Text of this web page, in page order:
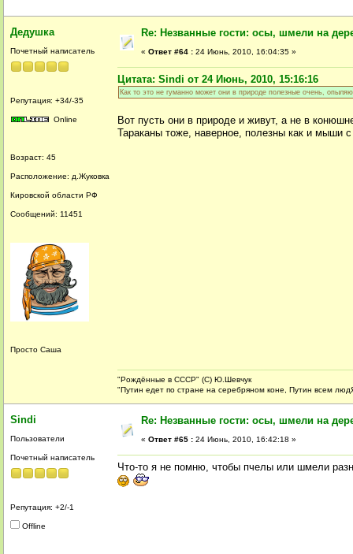
Дедушка
Почетный написатель
Репутация: +34/-35
Online
Возраст: 45
Расположение: д.Жуковка
Кировской области РФ
Сообщений: 11451
Просто Саша
Re: Незванные гости: осы, шмели на
« Ответ #64 : 24 Июнь, 2010, 16:04:35 »
Цитата: Sindi от 24 Июнь, 2010, 15:16:16
Как то это не гуманно может они в природе полезные очень,
Вот пусть они в природе и живут, а не в
Тараканы тоже, наверное, полезны как и мыши
"Рождённые в СССР" (С) Ю.Шевчук
"Путин едет по стране на серебряном коне, Путин всем
Sindi
Пользователи
Почетный написатель
Репутация: +2/-1
Offline
Re: Незванные гости: осы, шмели на
« Ответ #65 : 24 Июнь, 2010, 16:42:18 »
Что-то я не помню, чтобы пчелы или шмели